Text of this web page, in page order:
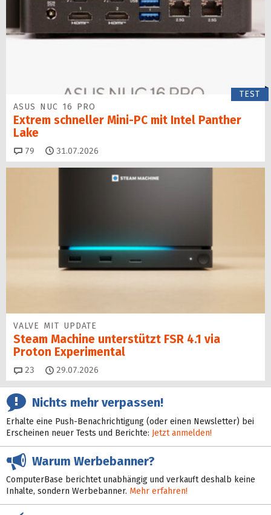
TEST
ASUS NUC 16 PRO
Extrem schneller Mini-PC mit Intel Panther
Lake
79 Kommentare
31.07.2026
VALVE MIT UPDATE
Steam Machine unterstützt FSR 4.1 via
Proton Experimental
23 Kommentare
29.07.2026
Nichts mehr verpassen!
Erhalte eine Push-Benachrichtigung (oder einen Newsletter) bei
Erscheinen neuer Tests und Berichte: Jetzt anmelden!
Warum Werbebanner?
ComputerBase berichtet unabhängig und verkauft deshalb keine
Inhalte, sondern Werbebanner. Mehr erfahren!